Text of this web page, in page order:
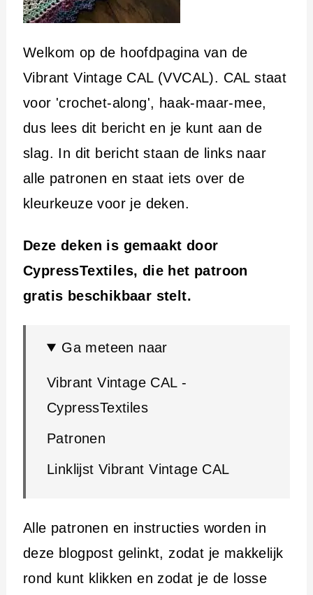
Welkom op de hoofdpagina van de
Vibrant Vintage CAL (VVCAL). CAL staat
voor 'crochet-along', haak-maar-mee,
dus lees dit bericht en je kunt aan de
slag. In dit bericht staan de links naar
alle patronen en staat iets over de
kleurkeuze voor je deken.
Deze deken is gemaakt door
CypressTextiles, die het patroon
gratis beschikbaar stelt.
Ga meteen naar
Vibrant Vintage CAL -
CypressTextiles
Patronen
Linklijst Vibrant Vintage CAL
Alle patronen en instructies worden in
deze blogpost gelinkt, zodat je makkelijk
rond kunt klikken en zodat je de losse